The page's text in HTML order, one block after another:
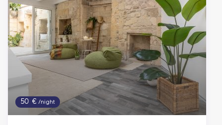
50 €/night